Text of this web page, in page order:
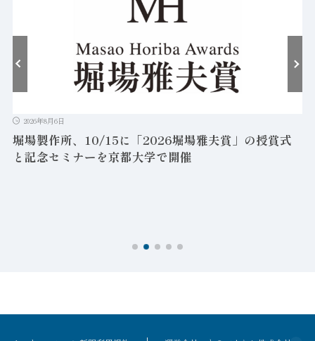
2026年8月6日
堀場製作所、10/15に「2026堀場雅夫賞」の授賞式
と記念セミナーを京都大学で開催